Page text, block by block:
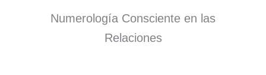
Numerología Consciente en las
Relaciones